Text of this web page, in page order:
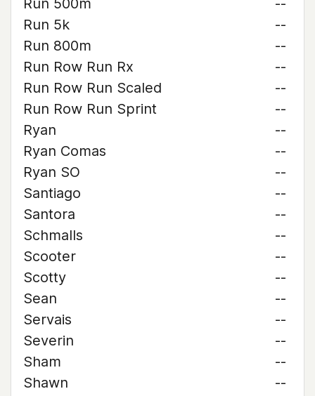
Run 500m
--
Run 5k
--
Run 800m
--
Run Row Run Rx
--
Run Row Run Scaled
--
Run Row Run Sprint
--
Ryan
--
Ryan Comas
--
Ryan SO
--
Santiago
--
Santora
--
Schmalls
--
Scooter
--
Scotty
--
Sean
--
Servais
--
Severin
--
Sham
--
Shawn
--